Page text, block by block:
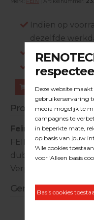
Indien op
dezelfde
Gratis
Log in om
Bestellen
Productinformatie
Fein zaagmes
FEIN zaagmes 65 x
dubbeltands
Verpakt per 10
Gerelateerde